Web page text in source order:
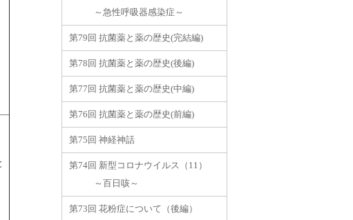
～急性呼吸器感染症～
第79回 抗菌薬と薬の歴史(完結編)
第78回 抗菌薬と薬の歴史(後編)
第77回 抗菌薬と薬の歴史(中編)
第76回 抗菌薬と薬の歴史(前編)
第75回 神経神話
第74回 新型コロナウイルス（11）
～百日咳～
第73回 花粉症について（後編）